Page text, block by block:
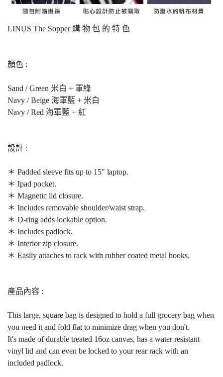
LINUS The Sopper 購 物 包 的 特 色
顏色 :
Sand / Green 米白 + 軍綠
Navy / Beige 海軍藍 + 米白
Navy / Red 海軍藍 + 紅
設計 :
＊ Padded sleeve fits up to 15" laptop.
＊ Ipad pocket.
＊ Magnetic lid closure.
＊ Includes removable shoulder/waist strap.
＊ D-ring adds lockable option.
＊ Includes padlock.
＊ Interior zip closure.
＊ Easily attaches to rack with rubber coated metal hooks.
產品內容 :
This large, square bag is designed to hold a full grocery bag when
you need it and fold flat to minimize drag when you don't.
It's made of durable treated 16oz canvas, has a water resistant
vinyl lid and can even be locked to your rear rack with an
included padlock.